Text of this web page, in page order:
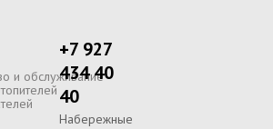
и обслуживание
+7 927
434 40
40
Набережные